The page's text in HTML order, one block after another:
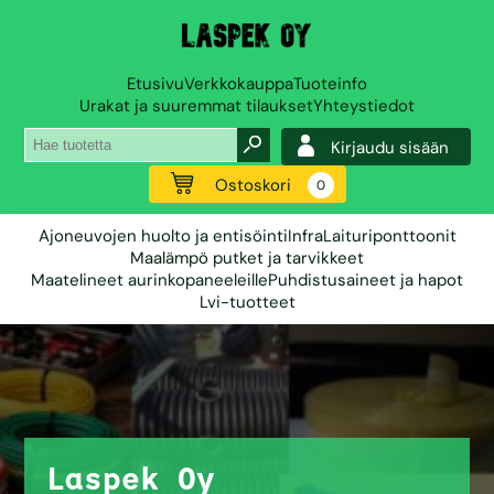
EtusivuVerkkokauppaTuoteinfo
Urakat ja suuremmat tilauksetYhteystiedot
Kirjaudu sisään
Ostoskori
0
Ajoneuvojen huolto ja entisöintiInfraLaituriponttoonit
Maalämpö putket ja tarvikkeet
Maatelineet aurinkopaneeleillePuhdistusaineet ja hapot
Lvi-tuotteet
Laspek Oy
Lattialämmitys­
järjestelmät